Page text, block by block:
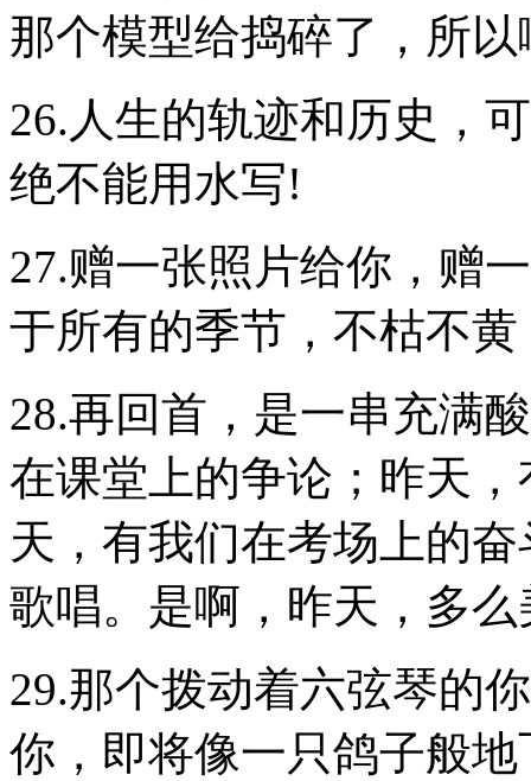
那个模型给捣碎了，所
26.人生的轨迹和历史，
绝不能用水写!
27.赠一张照片给你，赠
于所有的季节，不枯不
28.再回首，是一串充满
在课堂上的争论；昨天
天，有我们在考场上的
歌唱。是啊，昨天，多
29.那个拨动着六弦琴的
你，即将像一只鸽子般